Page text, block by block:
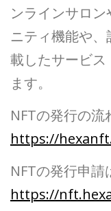
ンラインサロ
ニティ機能や
載したサービ
ます。
NFTの発行の
https://
NFTの発行申
https://